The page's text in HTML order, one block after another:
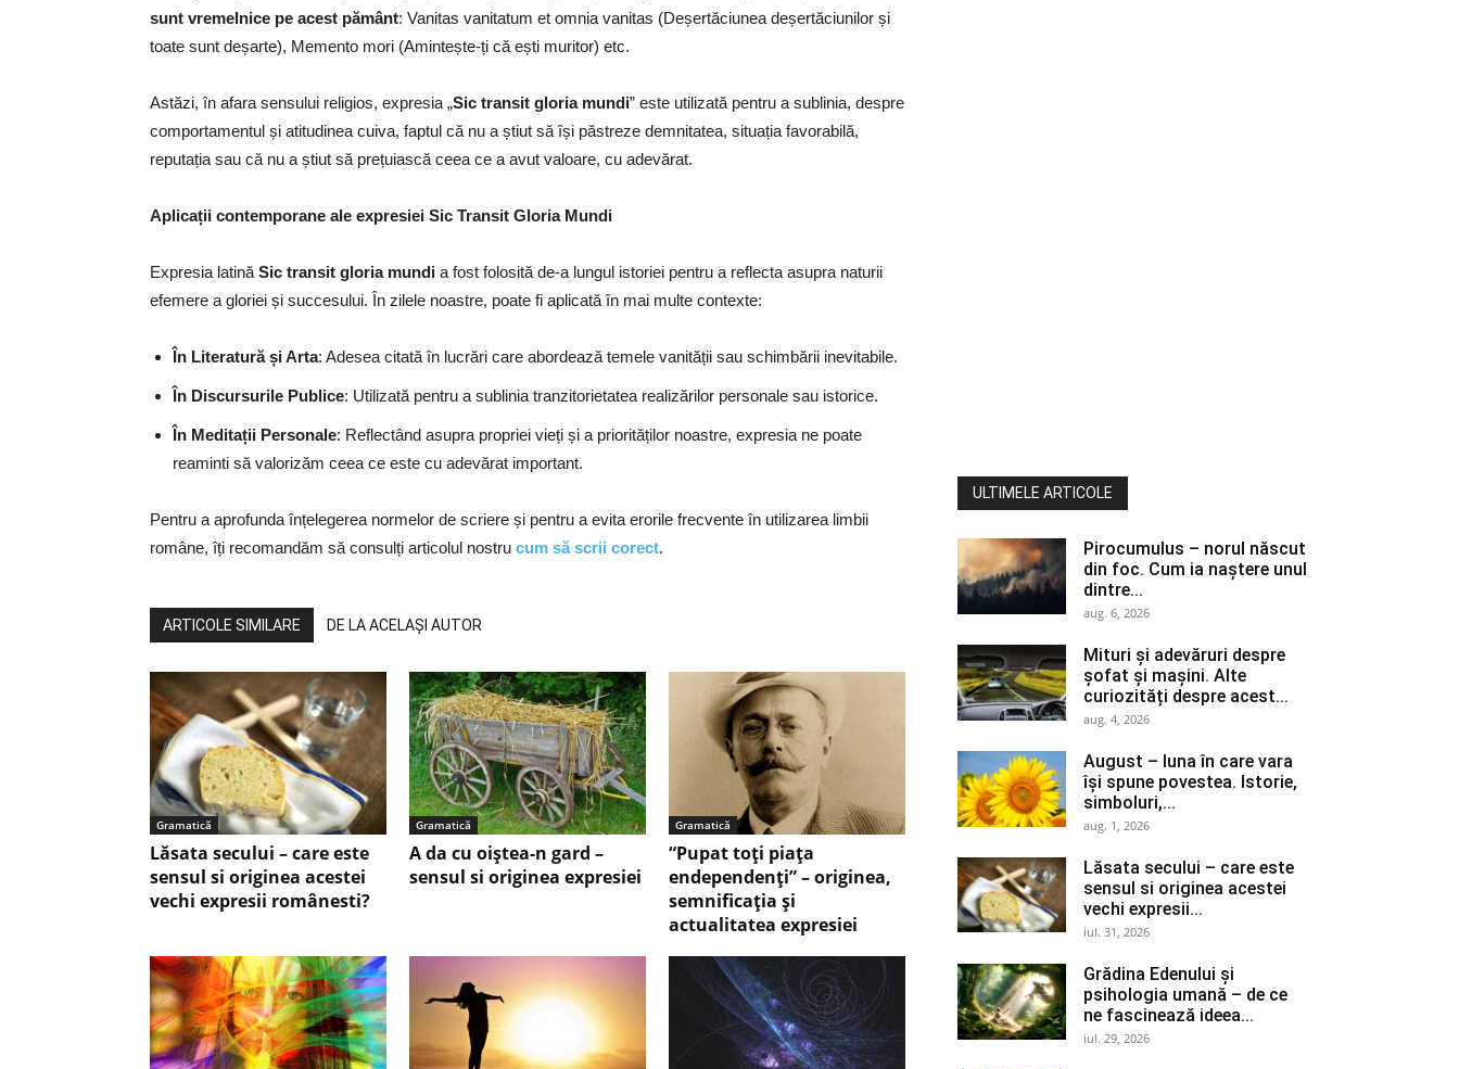
sunt vremelnice pe acest pământ: Vanitas vanitatum et omnia vanitas (Deșertăciunea deșertăciunilor și
toate sunt deșarte), Memento mori (Amintește-ți că ești muritor) etc.
Astăzi, în afara sensului religios, expresia „Sic transit gloria mundi” este utilizată pentru a sublinia, despre
comportamentul și atitudinea cuiva, faptul că nu a știut să își păstreze demnitatea, situația favorabilă,
reputația sau că nu a știut să prețuiască ceea ce a avut valoare, cu adevărat.
Aplicații contemporane ale expresiei Sic Transit Gloria Mundi
Expresia latină Sic transit gloria mundi a fost folosită de-a lungul istoriei pentru a reflecta asupra naturii
efemere a gloriei și succesului. În zilele noastre, poate fi aplicată în mai multe contexte:
În Literatură și Arta: Adesea citată în lucrări care abordează temele vanității sau schimbării inevitabile.
În Discursurile Publice: Utilizată pentru a sublinia tranzitorietatea realizărilor personale sau istorice.
În Meditații Personale: Reflectând asupra propriei vieți și a priorităților noastre, expresia ne poate
reaminti să valorizăm ceea ce este cu adevărat important.
Pentru a aprofunda înțelegerea normelor de scriere și pentru a evita erorile frecvente în utilizarea limbii
române, îți recomandăm să consulți articolul nostru cum să scrii corect.
ARTICOLE SIMILARE DE LA ACELAȘI AUTOR
Gramatică
Lăsata secului – care este
sensul si originea acestei
vechi expresii românesti?
Gramatică
A da cu oiștea-n gard –
sensul si originea expresiei
Gramatică
“Pupat toţi piaţa
endependenţi” – originea,
semnificaţia şi
actualitatea expresiei
ULTIMELE ARTICOLE
Pirocumulus – norul născut
din foc. Cum ia naștere unul
dintre...
aug. 6, 2026
Mituri și adevăruri despre
șofat și mașini. Alte
curiozități despre acest...
aug. 4, 2026
August – luna în care vara
își spune povestea. Istorie,
simboluri,...
aug. 1, 2026
Lăsata secului – care este
sensul si originea acestei
vechi expresii...
iul. 31, 2026
Grădina Edenului și
psihologia umană – de ce
ne fascinează ideea...
iul. 29, 2026